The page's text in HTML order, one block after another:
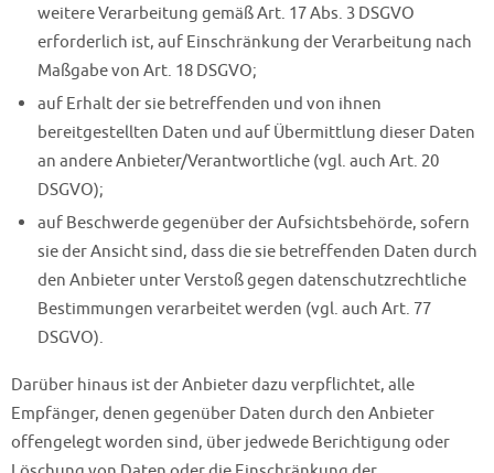
weitere Verarbeitung gemäß Art. 17 Abs. 3 DSGVO
erforderlich ist, auf Einschränkung der Verarbeitung nach
Maßgabe von Art. 18 DSGVO;
auf Erhalt der sie betreffenden und von ihnen
bereitgestellten Daten und auf Übermittlung dieser Daten
an andere Anbieter/Verantwortliche (vgl. auch Art. 20
DSGVO);
auf Beschwerde gegenüber der Aufsichtsbehörde, sofern
sie der Ansicht sind, dass die sie betreffenden Daten durch
den Anbieter unter Verstoß gegen datenschutzrechtliche
Bestimmungen verarbeitet werden (vgl. auch Art. 77
DSGVO).
Darüber hinaus ist der Anbieter dazu verpflichtet, alle
Empfänger, denen gegenüber Daten durch den Anbieter
offengelegt worden sind, über jedwede Berichtigung oder